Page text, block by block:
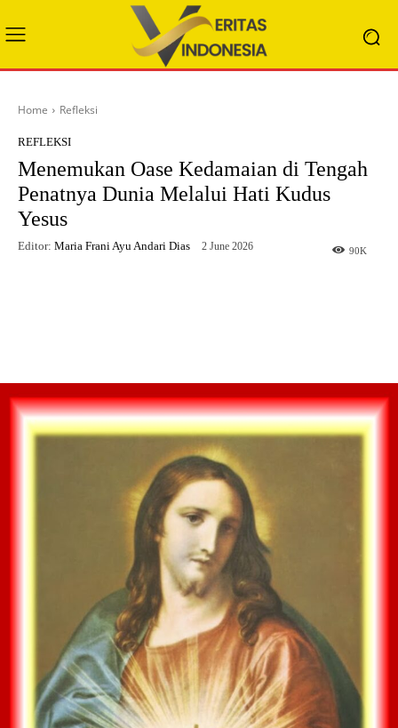
Home Refleksi
REFLEKSI
Menemukan Oase Kedamaian di Tengah
Penatnya Dunia Melalui Hati Kudus
Yesus
90K
Editor: Maria Frani Ayu Andari Dias 2 June 2026